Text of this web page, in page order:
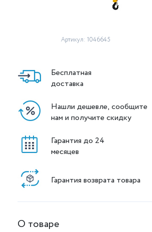
Артикул: 1046645
Бесплатная
доставка
Нашли дешевле, сообщите
нам и получите скидку
Гарантия до 24
месяцев
Гарантия возврата товара
О товаре